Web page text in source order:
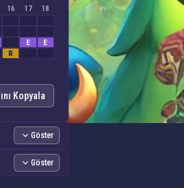
16 17
18
E
E
R
Kopyala
Göster
Göster